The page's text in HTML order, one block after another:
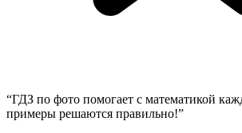
“ГДЗ по фото помогает с математикой
примеры решаются правильно!”